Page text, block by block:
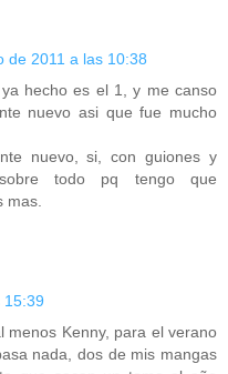
de 2011 a las 10:38
hecho es el 1, y me canso
nuevo asi que fue mucho
nuevo, si, con guiones y
todo pq tengo que
mas.
15:39
menos Kenny, para el verano
nada, dos de mis mangas